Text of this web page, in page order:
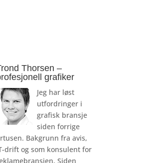
Thorsen –
grafiker
Jeg har løst
utfordringer i
grafisk bransje
siden forrige
Bakgrunn fra avis,
drift og som konsulent for
Siden